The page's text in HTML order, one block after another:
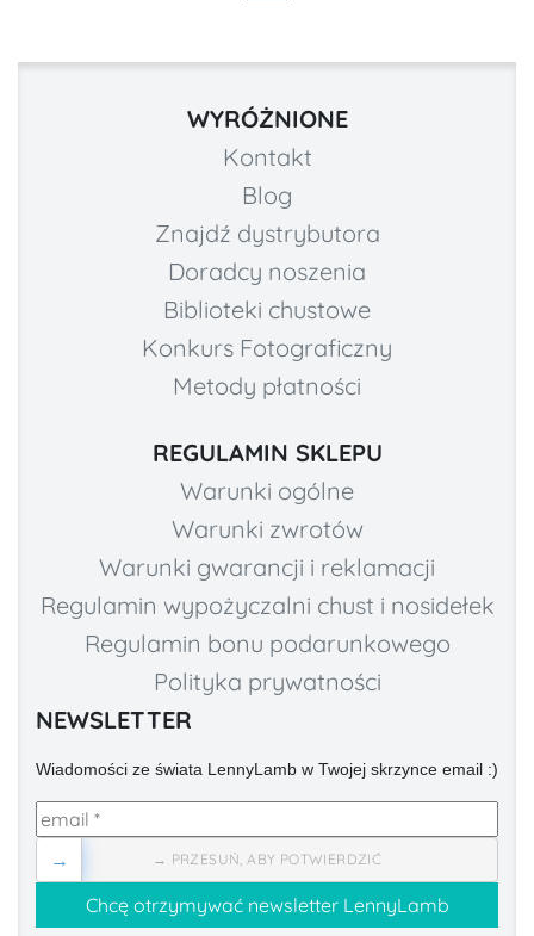
WYRÓŻNIONE
Kontakt
Blog
Znajdź dystrybutora
Doradcy noszenia
Biblioteki chustowe
Konkurs Fotograficzny
Metody płatności
REGULAMIN SKLEPU
Warunki ogólne
Warunki zwrotów
Warunki gwarancji i reklamacji
Regulamin wypożyczalni chust i nosidełek
Regulamin bonu podarunkowego
Polityka prywatności
NEWSLETTER
Wiadomości ze świata LennyLamb w Twojej skrzynce email :)
→ PRZESUŃ, ABY POTWIERDZIĆ
→